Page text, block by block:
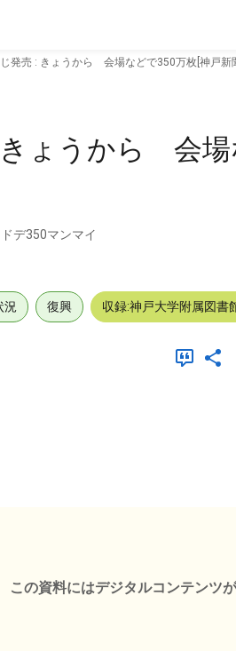
発売 : きょうから 会場などで350万枚[神戸新
ょうから 会場
デ350マンマイ
況 復興 収録:神戸大学附属図書
この資料にはデジタルコンテンツ